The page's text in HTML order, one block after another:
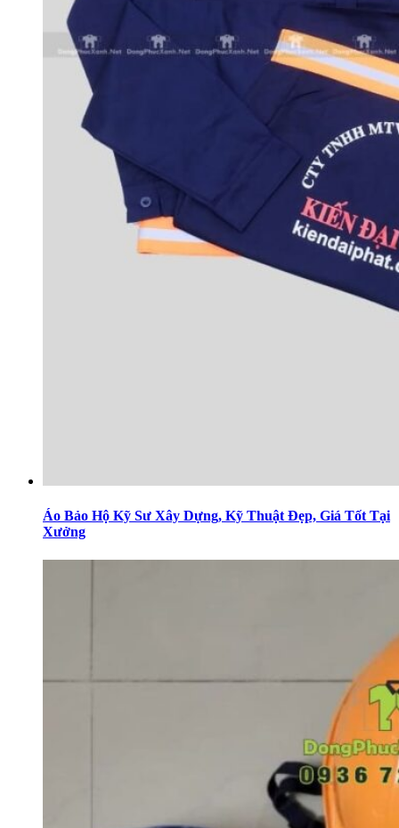
Áo Bảo Hộ Kỹ Sư Xây Dựng, Kỹ Thuật Đẹp, Giá Tốt Tại
Xưởng